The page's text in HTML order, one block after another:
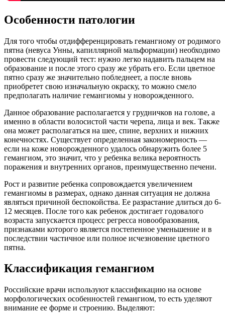
Особенности патологии
Для того чтобы отдифференцировать гемангиому от родимого
пятна (невуса Унны, капиллярной мальформации) необходимо
провести следующий тест: нужно легко надавить пальцем на
образование и после этого сразу же убрать его. Если цветное
пятно сразу же значительно побледнеет, а после вновь
приобретет свою изначальную окраску, то можно смело
предполагать наличие гемангиомы у новорожденного.
Данное образование располагается у грудничков на голове, а
именно в области волосистой части черепа, лица и век. Также
она может располагаться на шее, спине, верхних и нижних
конечностях. Существует определенная закономерность —
если на коже новорожденного удалось обнаружить более 5
гемангиом, это значит, что у ребенка велика вероятность
поражения и внутренних органов, преимущественно печени.
Рост и развитие ребенка сопровождается увеличением
гемангиомы в размерах, однако данная ситуация не должна
являться причиной беспокойства. Ее разрастание длиться до 6-
12 месяцев. После того как ребенок достигает годовалого
возраста запускается процесс регресса новообразования,
признаками которого является постепенное уменьшение и в
последствии частичное или полное исчезновение цветного
пятна.
Классификация гемангиом
Российские врачи используют классификацию на основе
морфологических особенностей гемангиом, то есть уделяют
внимание ее форме и строению. Выделяют: